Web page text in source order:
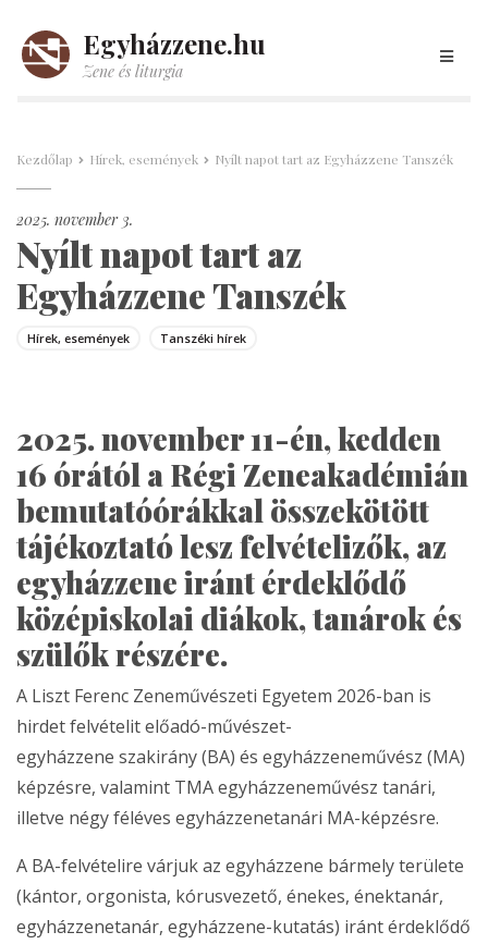
Egyházzene.hu
Zene és liturgia
Kezdőlap Hírek, események Nyílt napot tart az Egyházzene Tanszék
2025. november 3.
Nyílt napot tart az
Egyházzene Tanszék
Hírek, események Tanszéki hírek
2025. november 11-én, kedden
16 órától a Régi Zeneakadémián
bemutatóórákkal összekötött
tájékoztató lesz felvételizők, az
egyházzene iránt érdeklődő
középiskolai diákok, tanárok és
szülők részére.
A Liszt Ferenc Zeneművészeti Egyetem 2026-ban is
hirdet felvételit előadó-művészet-
egyházzene szakirány (BA) és egyházzeneművész (MA)
képzésre, valamint TMA egyházzeneművész tanári,
illetve négy féléves egyházzenetanári MA-képzésre.
A BA-felvételire várjuk az egyházzene bármely területe
(kántor, orgonista, kórusvezető, énekes, énektanár,
egyházzenetanár, egyházzene-kutatás) iránt érdeklődő